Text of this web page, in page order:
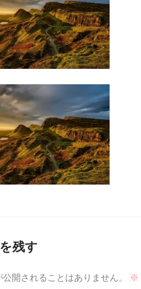
残す
開されることはありません。 ※